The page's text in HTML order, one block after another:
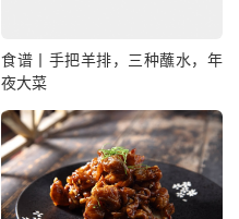
食谱丨手把羊排，三种蘸水，年
夜大菜